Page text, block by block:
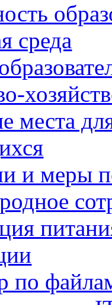
среда
места
и меры
по